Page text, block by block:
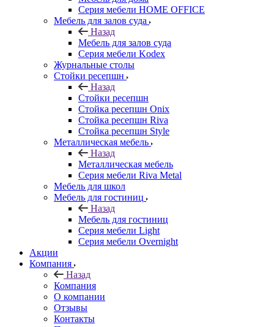
Серия мебели HOME OFFICE
Мебель для залов суда
Назад
Мебель для залов суда
Серия мебели Kodex
Журнальные столы
Стойки ресепшн
Назад
Стойки ресепшн
Стойка ресепшн Onix
Стойка ресепшн Riva
Стойка ресепшн Style
Металлическая мебель
Назад
Металлическая мебель
Серия мебели Riva Metal
Мебель для школ
Мебель для гостиниц
Назад
Мебель для гостиниц
Серия мебели Light
Серия мебели Overnight
Акции
Компания
Назад
Компания
О компании
Отзывы
Контакты